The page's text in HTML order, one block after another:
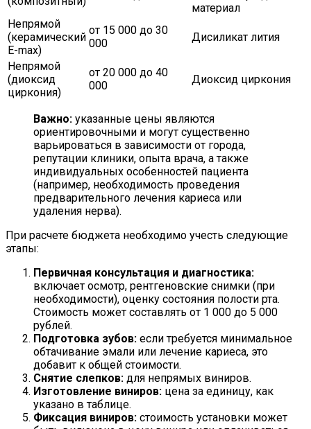
материал
Непрямой
(керамический
E-max)
от 15 000 до 30
000
Дисиликат лития
Непрямой
(диоксид
циркония)
от 20 000 до 40
000
Диоксид циркония
Важно: указанные цены являются
ориентировочными и могут существенно
варьироваться в зависимости от города,
репутации клиники, опыта врача, а также
индивидуальных особенностей пациента
(например, необходимость проведения
предварительного лечения кариеса или
удаления нерва).
При расчете бюджета необходимо учесть следующие
этапы:
Первичная консультация и диагностика:
включает осмотр, рентгеновские снимки (при
необходимости), оценку состояния полости рта.
Стоимость может составлять от 1 000 до 5 000
рублей.
Подготовка зубов: если требуется минимальное
обтачивание эмали или лечение кариеса, это
добавит к общей стоимости.
Снятие слепков: для непрямых виниров.
Изготовление виниров: цена за единицу, как
указано в таблице.
Фиксация виниров: стоимость установки может